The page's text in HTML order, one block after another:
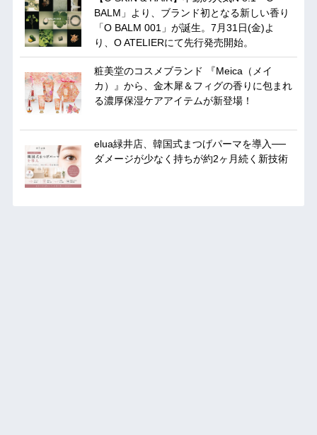
BALM」より、ブランド初となる新しい香り
「O BALM 001」が誕生。7月31日(金)よ
り、O ATELIERにて先行発売開始。
粧美堂のコスメブランド 『Meica（メイ
カ）』から、金木犀＆フィグの香りに包まれ
る濃厚保湿ケアアイテムが新登場！
elua緑井店、韓国式まつげパーマを導入──
ダメージが少なく持ちが約2ヶ月続く新技術